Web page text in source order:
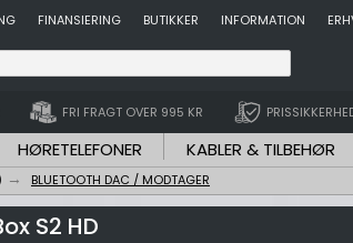
FINANSIERING BUTIKKER INFORMATION
FRI FRAGT OVER 995 KR
HØRETELEFONER KABLER & TILBEHØR
BLUETOOTH DAC / MODTAGER
S2 HD